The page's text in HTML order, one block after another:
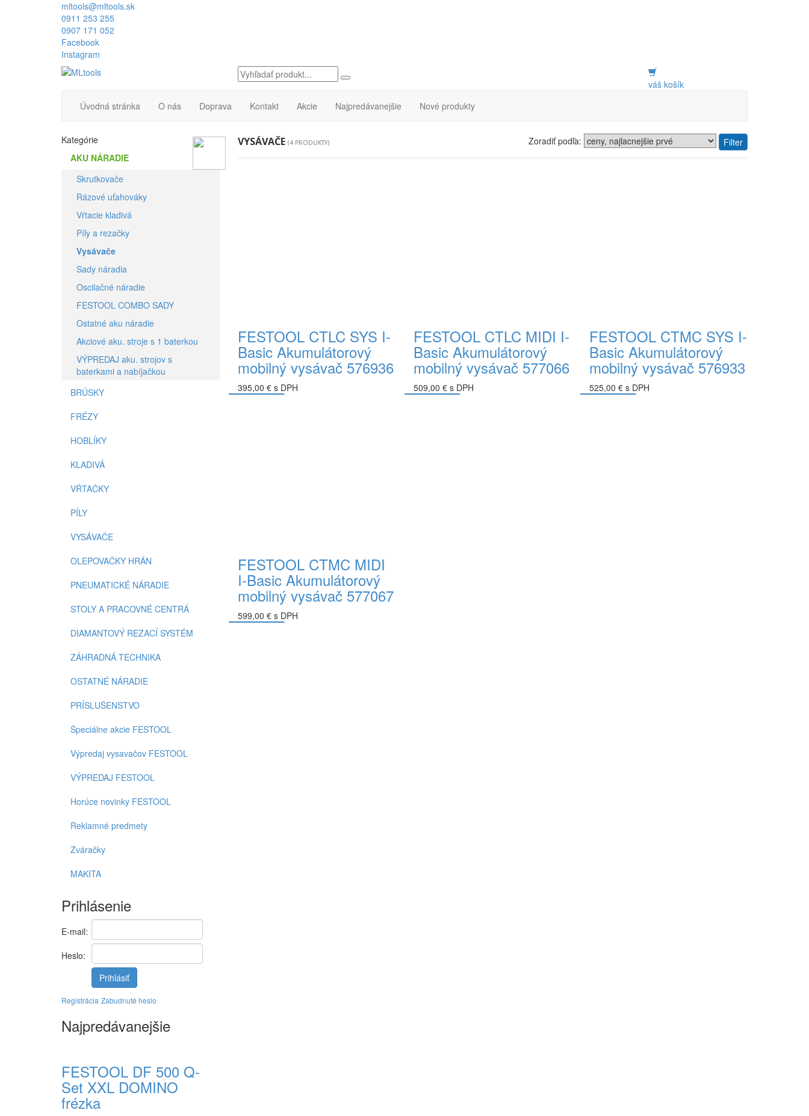
mltools@mltools.sk
0911 253 255
0907 171 052
Facebook
Instagram
váš košík
Úvodná stránka
O nás Doprava Kontakt Nové produkty
Najpredávanejšie
Akcie
Kategórie
AKU NÁRADIE
Skrutkovače
Rázové uťahováky
Vŕtacie kladivá
Píly a rezačky
Vysávače
Sady náradia
Oscilačné náradie
FESTOOL COMBO SADY
Ostatné aku náradie
Akciové aku. stroje s 1 baterkou
VÝPREDAJ aku. strojov s
baterkami a nabíjačkou
BRÚSKY
FRÉZY
HOBLÍKY
KLADIVÁ
VŔTAČKY
PÍLY
VYSÁVAČE
OLEPOVAČKY HRÁN
PNEUMATICKÉ NÁRADIE
STOLY A PRACOVNÉ CENTRÁ
DIAMANTOVÝ REZACÍ SYSTÉM
ZÁHRADNÁ TECHNIKA
OSTATNÉ NÁRADIE
PRÍSLUŠENSTVO
Špeciálne akcie FESTOOL
Výpredaj vysavačov FESTOOL
VÝPREDAJ FESTOOL
Horúce novinky FESTOOL
Reklamné predmety
Zváračky
MAKITA
Prihlásenie
E-mail:
Heslo:
Prihlásiť
Registrácia Zabudnuté heslo
Najpredávanejšie
FESTOOL DF 500 Q-
Set XXL DOMINO
frézka
VYSÁVAČE (4 PRODUKTY) Filter
Zoradiť podľa:
FESTOOL CTLC SYS I-
Basic Akumulátorový
mobilný vysávač 576936
395,00 € s DPH
FESTOOL CTLC MIDI I-
Basic Akumulátorový
mobilný vysávač 577066
509,00 € s DPH
FESTOOL CTMC SYS I-
Basic Akumulátorový
mobilný vysávač 576933
525,00 € s DPH
FESTOOL CTMC MIDI
I-Basic Akumulátorový
mobilný vysávač 577067
599,00 € s DPH